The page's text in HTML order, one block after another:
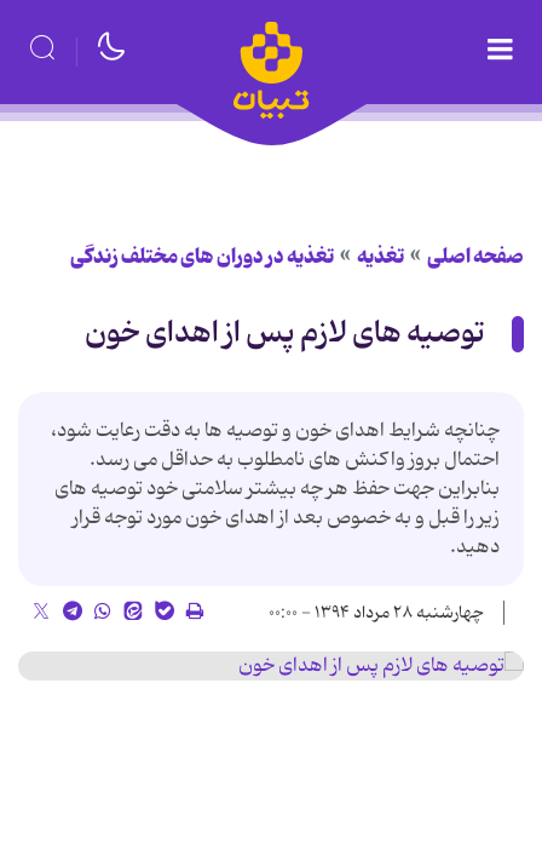
صفحه اصلی تغذیه تغذیه در دوران های مختلف زندگی
توصیه های لازم پس از اهدای خون
چنانچه شرایط اهدای خون و توصیه ها به دقت رعایت شود،
احتمال بروز واکنش های نامطلوب به حداقل می رسد.
بنابراین جهت حفظ هر چه بیشتر سلامتی خود توصیه های
زیر را قبل و به خصوص بعد از اهدای خون مورد توجه قرار
دهید.
چهارشنبه ۲۸ مرداد ۱۳۹۴ - ۰۰:۰۰